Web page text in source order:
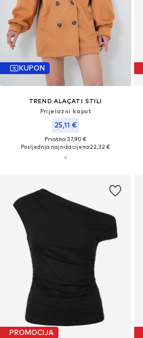
KUPON
TREND ALAÇATI STILI
Prijelazni kaput
25,11 €
Prvotno: 37,90 €
Posljednja najniža cijena:22,32 €
PROMOCIJA